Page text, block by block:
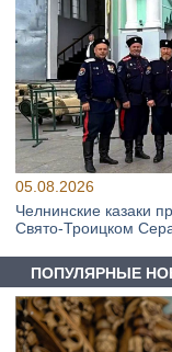
05.08.2026
Челнинские казаки
Свято‑Троицком
ПОПУЛЯРНЫЕ